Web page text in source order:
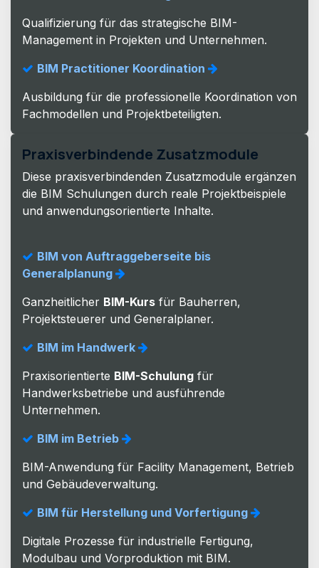
Qualifizierung für das strategische BIM-
Management in Projekten und Unternehmen.
BIM Practitioner Koordination
Ausbildung für die professionelle Koordination von
Fachmodellen und Projektbeteiligten.
Praxisverbindende Zusatzmodule
Diese praxisverbindenden Zusatzmodule ergänzen
die BIM Schulungen durch reale Projektbeispiele
und anwendungsorientierte Inhalte.
BIM von Auftraggeberseite bis
Generalplanung
Ganzheitlicher BIM-Kurs für Bauherren,
Projektsteuerer und Generalplaner.
BIM im Handwerk
Praxisorientierte BIM-Schulung für
Handwerksbetriebe und ausführende
Unternehmen.
BIM im Betrieb
BIM-Anwendung für Facility Management, Betrieb
und Gebäudeverwaltung.
BIM für Herstellung und Vorfertigung
Digitale Prozesse für industrielle Fertigung,
Modulbau und Vorproduktion mit BIM.